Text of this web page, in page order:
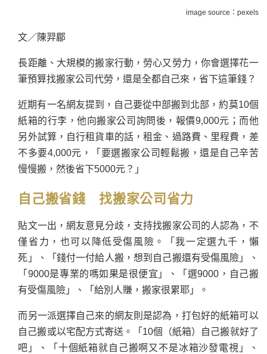
image source：pexels
文／陳羿郿
長距離、大規模的搬家行動，勞心又勞力，你會選擇花一
筆預算找搬家公司代勞，還是全都自己來，省下這筆錢？
近期有一名網友提到，自己要從中部搬到北部，約莫10個
紙箱的行李，他向搬家公司詢問後，報價9,000元；而他
另外試算，自行租貨車的話，租金、過路費、里程費，差
不多要4,000元，「要選搬家公司輕鬆搬，還是自己辛苦
慢慢搬，然後省下5000元？」
自己搬省錢 找搬家公司省力
貼文一出，網友意見分歧，支持找搬家公司的人認為，不
僅省力，也可以降低受傷風險。「我一定選九千，懶
死」、「錢付一付給人搬，想到自己搬還有受傷風險」、
「9000是專業的嗎如果是很便宜」、「選9000，自己搬
有受傷風險」、「給別人賺，搬家很累耶」。
而另一派選擇自己來的網友則是認為，打包好的紙箱可以
自己搬或以宅配方式寄送。「10個（紙箱）自己搬就好了
吧」、「十個紙箱就自己搬啊又不是冰箱沙發電視」、